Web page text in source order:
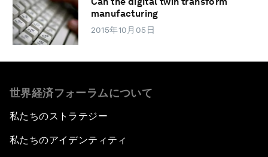
manufacturing
2015年10月05日
世界経済フォーラムについて
私たちのストラテジー
私たちのアイデンティティ